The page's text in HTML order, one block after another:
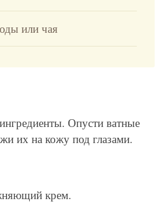
или чая
Опусти ватные
их на кожу под глазами.
крем.